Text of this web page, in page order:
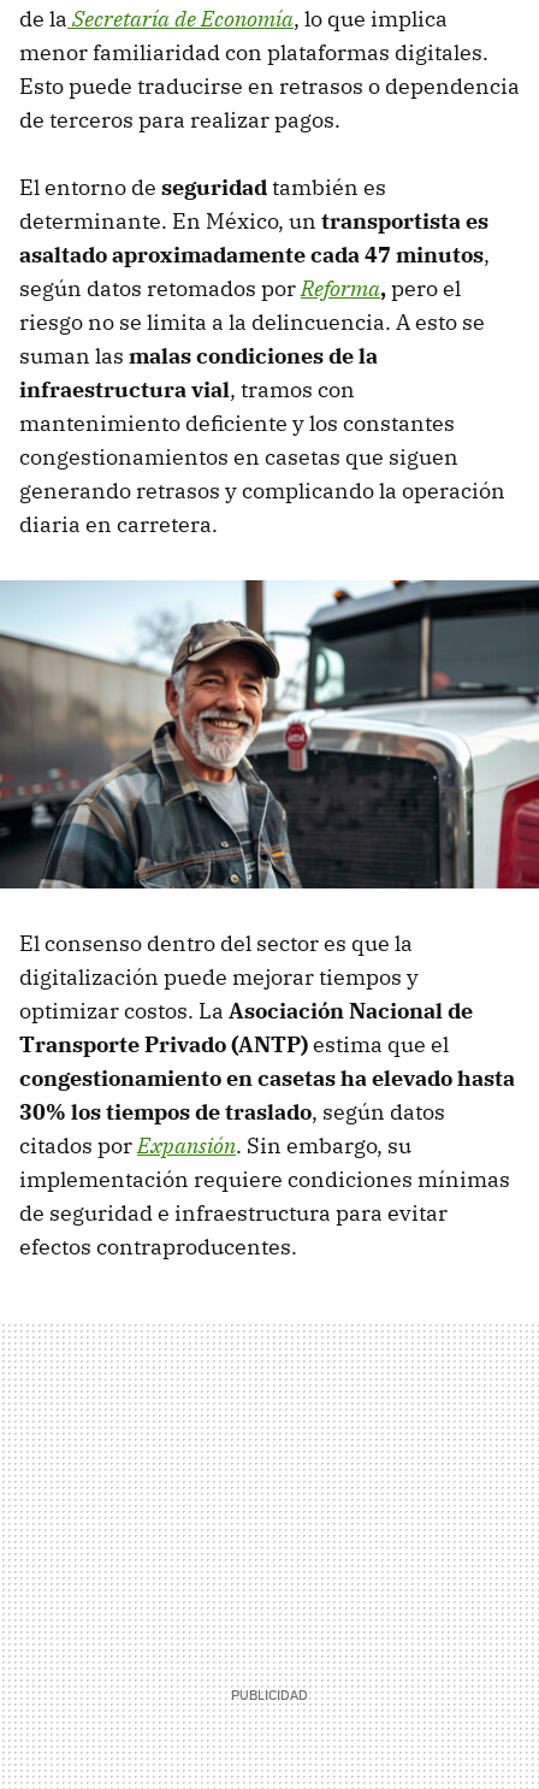
de la Secretaría de Economía, lo que implica
menor familiaridad con plataformas digitales.
Esto puede traducirse en retrasos o dependencia
de terceros para realizar pagos.
El entorno de seguridadtambién es
determinante. En México, un transportista es
asaltado aproximadamente cada 47 minutos,
según datos retomados porReforma,pero el
riesgo no se limita a la delincuencia. A esto se
suman las malas condiciones de la
infraestructura vial, tramos con
mantenimiento deficiente y los constantes
congestionamientos en casetas que siguen
generando retrasos y complicando la operación
diaria en carretera.
El consenso dentro del sector es que la
digitalización puede mejorar tiempos y
optimizar costos. La Asociación Nacional de
Transporte Privado (ANTP)estima que el
congestionamiento en casetas ha elevado hasta
30% los tiempos de traslado, según datos
citados porExpansión. Sin embargo, su
implementación requiere condiciones mínimas
de seguridad e infraestructura para evitar
efectos contraproducentes.